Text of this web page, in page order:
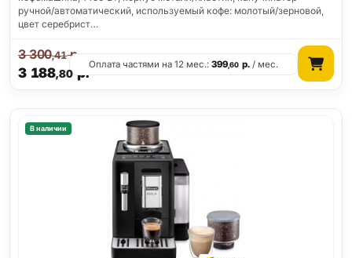
ручной/автоматический, используемый кофе: молотый/зерновой,
цвет серебрист…
3 188,80 р.
3 300,41р.
Оплата частями на 12 мес.:399,60 р./ мес.
В наличии